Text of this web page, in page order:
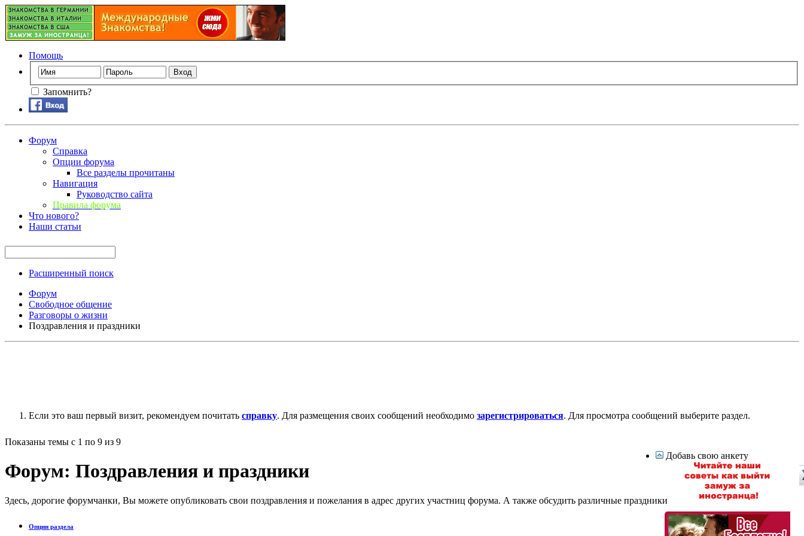
Помощь
Запомнить?
Форум
Справка
Опции форума
Все разделы прочитаны
Навигация
Руководство сайта
Правила форума
Что нового?
Наши статьи
Расширенный поиск
Форум
Свободное общение
Разговоры о жизни
Поздравления и праздники
Если это ваш первый визит, рекомендуем почитать справку. Для размещения своих сообщений необходимо зарегистрироваться. Для просмотра сообщений выберите раздел.
Показаны темы с 1 по 9 из 9
Форум: Поздравления и праздники
Здесь, дорогие форумчанки, Вы можете опубликовать свои поздравления и пожелания в адрес других участниц форума. А также обсудить различные праздники
Опции раздела
Добавь свою анкету